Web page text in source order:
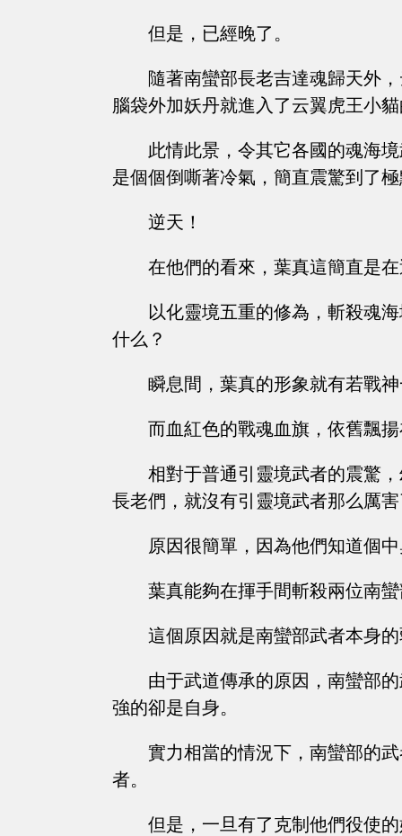
但是，已經晚了。
隨著南蠻部長老吉達魂歸天外
腦袋外加妖丹就進入了云翼虎王小
此情此景，令其它各國的魂海
是個個倒嘶著冷氣，簡直震驚到了
逆天！
在他們的看來，葉真這簡直是
以化靈境五重的修為，斬殺魂
什么？
瞬息間，葉真的形象就有若戰
而血紅色的戰魂血旗，依舊飄
相對于普通引靈境武者的震驚
長老們，就沒有引靈境武者那么厲
原因很簡單，因為他們知道個
葉真能夠在揮手間斬殺兩位南
這個原因就是南蠻部武者本身
由于武道傳承的原因，南蠻部
強的卻是自身。
實力相當的情況下，南蠻部的
者。
但是，一旦有了克制他們役使